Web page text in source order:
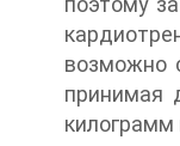
возможно
принимая
килограмм